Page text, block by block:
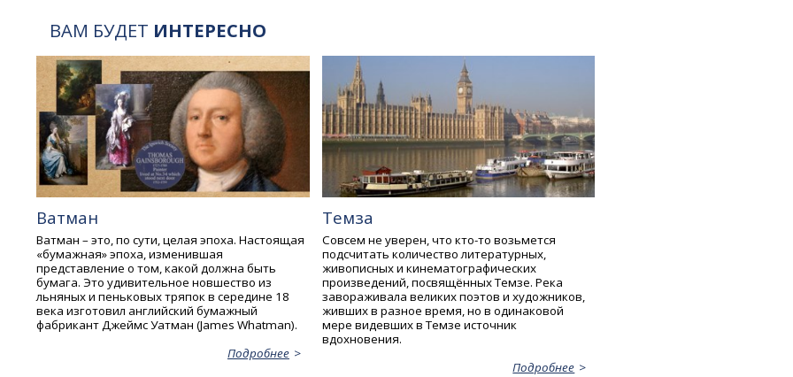
ВАМ БУДЕТ ИНТЕРЕСНО
Ватман
Ватман – это, по сути, целая эпоха. Настоящая
«бумажная» эпоха, изменившая
представление о том, какой должна быть
бумага. Это удивительное новшество из
льняных и пеньковых тряпок в середине 18
века изготовил английский бумажный
фабрикант Джеймс Уатман (James Whatman).
Подробнее
Темза
Совсем не уверен, что кто-то возьмется
подсчитать количество литературных,
живописных и кинематографических
произведений, посвящённых Темзе. Река
завораживала великих поэтов и художников,
живших в разное время, но в одинаковой
мере видевших в Темзе источник
вдохновения.
Подробнее